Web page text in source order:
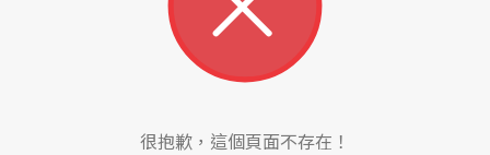
很抱歉，這個頁面不存在！